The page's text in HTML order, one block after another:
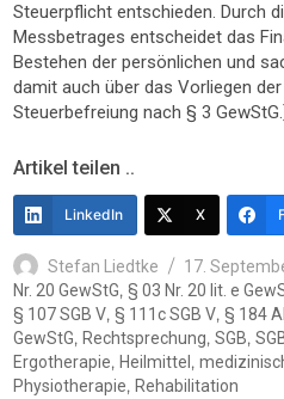
Steuerpflicht entschieden. Durch
Messbetrages entscheidet das
Bestehen der persönlichen und
damit auch über das Vorliegen
Steuerbefreiung nach § 3 GewStG.]
Artikel teilen ..
LinkedIn X
Autor
Stefan Liedtke
am
17.
Nr. 20 GewStG,§ 03 Nr. 20 lit. e
§ 107 SGB V,§ 111c SGB V,§ 184
GewStG,Rechtsprechung,SGB,
Ergotherapie,Heilmittel ,
Physiotherapie,Rehabilitation